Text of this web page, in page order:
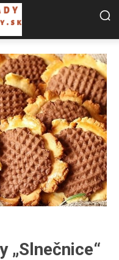
„Slnečnice“